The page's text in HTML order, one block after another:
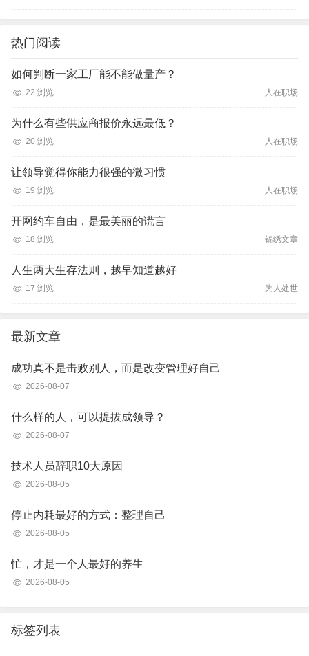
热门阅读
如何判断一家工厂能不能做量产？
22 浏览 人在职场
为什么有些供应商报价永远最低？
20 浏览 人在职场
让领导觉得你能力很强的微习惯
19 浏览 人在职场
开网约车自由，是最美丽的谎言
18 浏览 锦绣文章
人生两大生存法则，越早知道越好
17 浏览 为人处世
最新文章
成功真不是击败别人，而是改变管理好自己
2026-08-07
什么样的人，可以提拔成领导？
2026-08-07
技术人员辞职10大原因
2026-08-05
停止内耗最好的方式：整理自己
2026-08-05
忙，才是一个人最好的养生
2026-08-05
标签列表